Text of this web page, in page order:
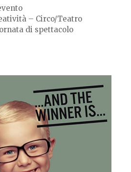
– Circo/Teatro
di spettacolo